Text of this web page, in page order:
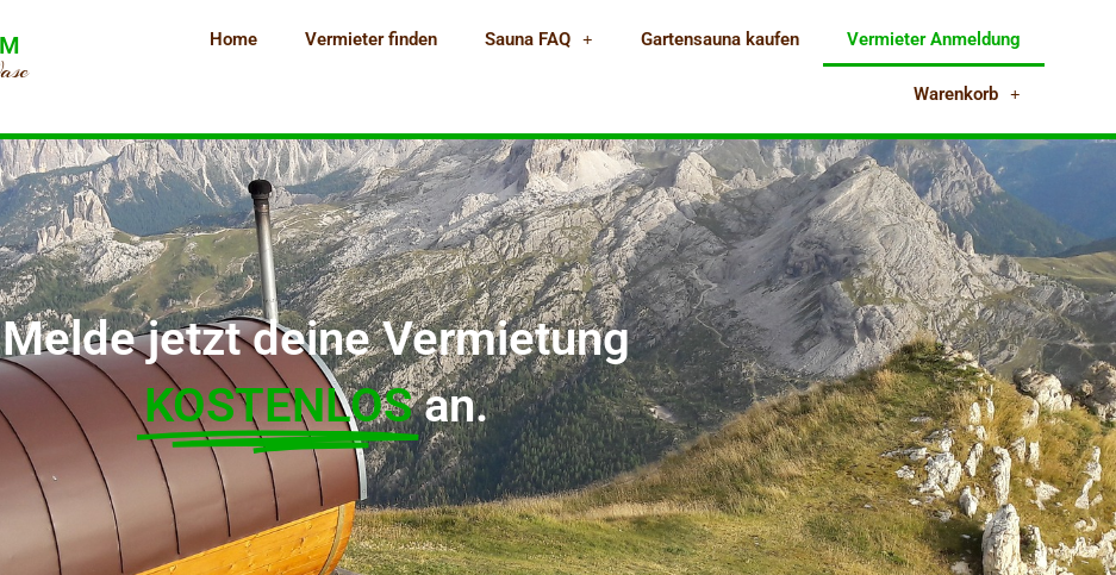
Home Vermieter finden Sauna FAQ Gartensauna kaufen Vermieter Anmeldung
Warenkorb
Melde jetzt deine Vermietung
KOSTENLOS an.